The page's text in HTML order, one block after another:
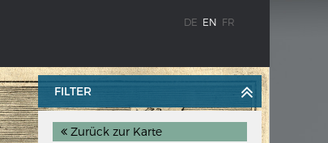
DE EN FR
FILTER
Zurück zur Karte